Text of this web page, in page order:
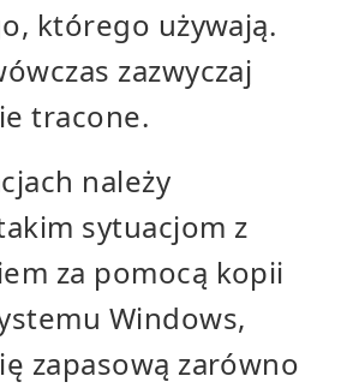
którego używają.
zazwyczaj
tracone.
należy
sytuacjom z
za pomocą kopii
Windows,
zapasową zarówno